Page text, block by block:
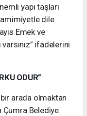
yapı taşları
dile
Emek ve
ifadelerini
ODUR”
arada olmaktan
Belediye